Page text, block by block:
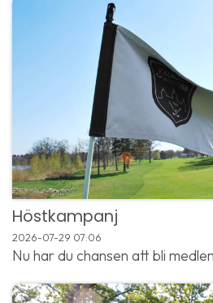
Höstkampanj
2026-07-29 07:06
Nu har du chansen att bli